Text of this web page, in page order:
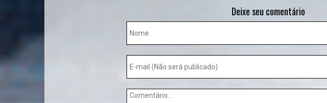
Deixe seu comentário